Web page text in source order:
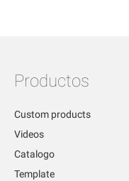
Productos
Custom products
Videos
Catalogo
Template